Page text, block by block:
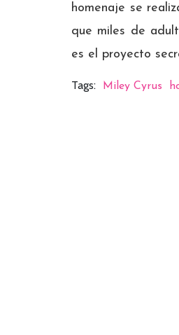
homenaje se
que miles de
es el proyecto
Tags: Miley Cyrus